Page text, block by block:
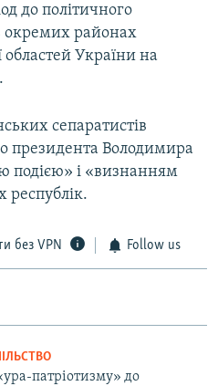
до політичного
окремих районах
областей України на
сепаратистів
президента Володимира
подією» і «визнанням
республік.
без VPN Follow us
патріотизму» до